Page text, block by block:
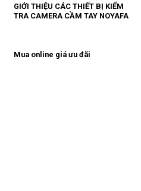
GIỚI THIỆU CÁC THIẾT BỊ KIỂM
TRA CAMERA CẦM TAY NOYAFA
Mua online giá ưu đãi